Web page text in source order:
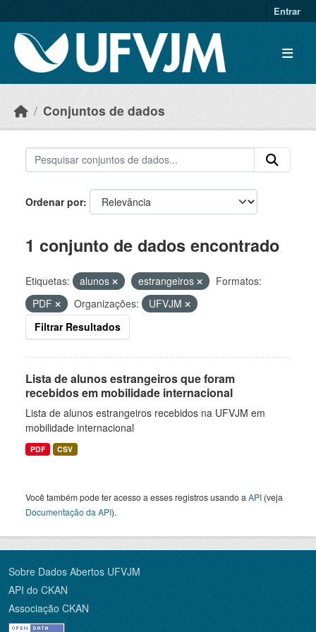
Entrar
Conjuntos de dados
Ordenar por
1 conjunto de dados encontrado
Etiquetas: alunos estrangeiros
Formatos:
PDF
Organizações:
UFVJM
Filtrar Resultados
Lista de alunos estrangeiros que foram
recebidos em mobilidade internacional
Lista de alunos estrangeiros recebidos na UFVJM em
mobilidade internacional
PDF CSV
Você também pode ter acesso a esses registros usando a API (veja
Documentação da API).
Sobre Dados Abertos UFVJM
API do CKAN
Associação CKAN